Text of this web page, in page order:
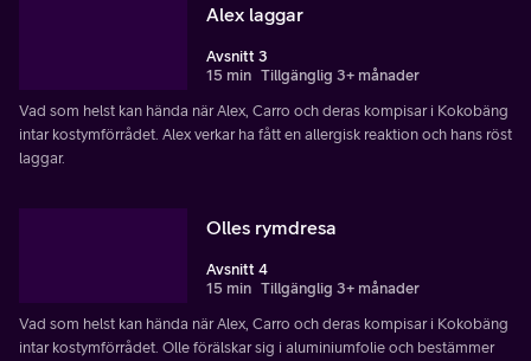
Alex laggar
Avsnitt 3
15 min Tillgänglig 3+ månader
Vad som helst kan hända när Alex, Carro och deras kompisar i Kokobäng
intar kostymförrådet. Alex verkar ha fått en allergisk reaktion och hans röst
laggar.
Olles rymdresa
Avsnitt 4
15 min Tillgänglig 3+ månader
Vad som helst kan hända när Alex, Carro och deras kompisar i Kokobäng
intar kostymförrådet. Olle förälskar sig i aluminiumfolie och bestämmer